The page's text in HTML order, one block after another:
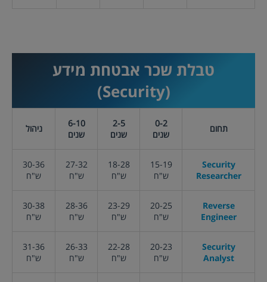
טבלת שכר אבטחת מידע
(Security)
תחום
0-2
שנים
2-5
שנים
6-10
שנים
ניהול
Security
Researcher
15-19
ש"ח
18-28
ש"ח
27-32
ש"ח
30-36
ש"ח
Reverse
Engineer
20-25
ש"ח
23-29
ש"ח
28-36
ש"ח
30-38
ש"ח
Security
Analyst
20-23
ש"ח
22-28
ש"ח
26-33
ש"ח
31-36
ש"ח